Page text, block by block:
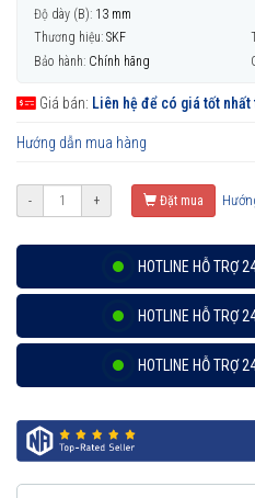
Độ dày (B): 13 mm
Thương hiệu: SKF
Bảo hành: Chính hãng
Giá bán: Liên hệ để có giá tốt
Hướng dẫn mua hàng
- + Đặt mua
HOTLINE HỖ TRỢ
HOTLINE HỖ TRỢ
HOTLINE HỖ TRỢ